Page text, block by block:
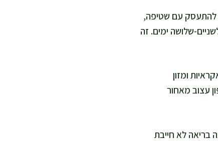
להתעסק עם שטיפה,
שלושה ימים. זה
ומזון
עצוב מאחור
בריאה לא חייבת